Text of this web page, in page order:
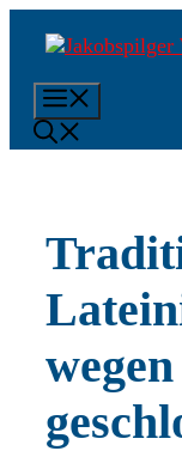
Inhalt